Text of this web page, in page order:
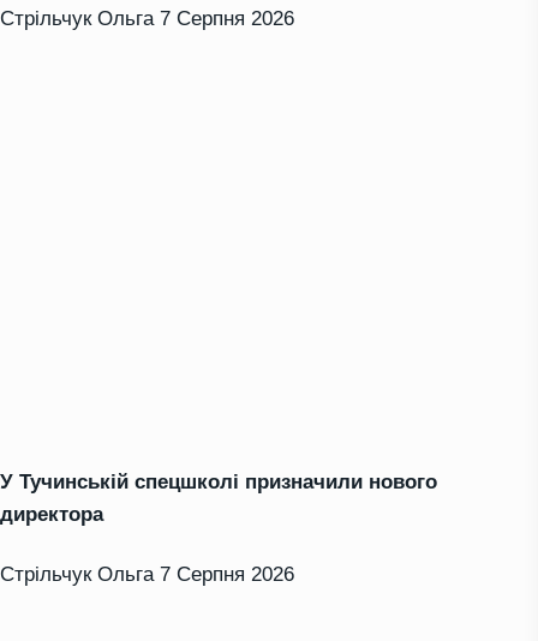
Стрільчук Ольга 7 Серпня 2026
У Тучинській спецшколі призначили нового
директора
Стрільчук Ольга 7 Серпня 2026